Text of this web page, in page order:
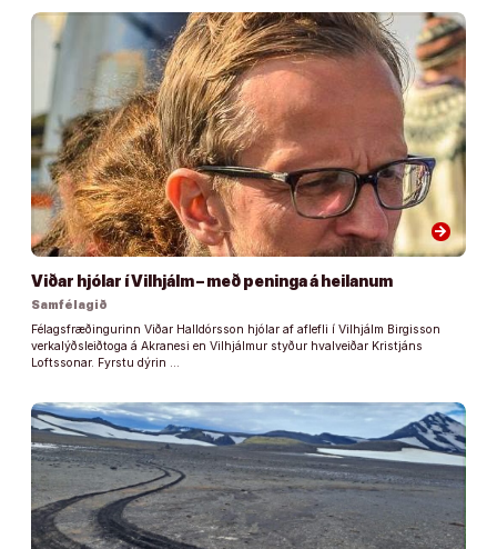
arrow_forward
Viðar hjólar í Vilhjálm – með peninga á heilanum
Samfélagið
Félagsfræðingurinn Viðar Halldórsson hjólar af aflefli í Vilhjálm Birgisson
verkalýðsleiðtoga á Akranesi en Vilhjálmur styður hvalveiðar Kristjáns
Loftssonar. Fyrstu dýrin …